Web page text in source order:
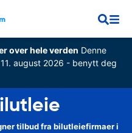
over hele verden Denne
august 2026 - benytt deg
tilbud fra bilutleiefirmaer i